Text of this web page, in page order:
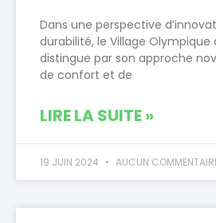
Dans une perspective
durabilité, le Village Olympique
distingue par son approche
de confort et de
LIRE LA SUITE »
19 JUIN 2024 AUCUN